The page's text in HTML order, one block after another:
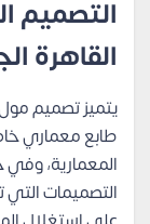
التصميم
القاهرة
يتميز تصميم
طابع معماري
المعمارية، وفي
التصميمات التي